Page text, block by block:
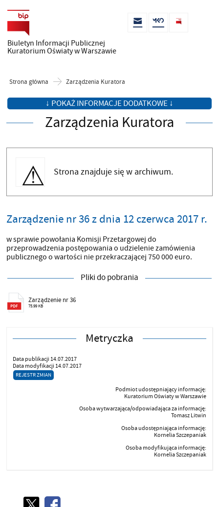
Biuletyn Informacji Publicznej
Kuratorium Oświaty w Warszawie
Strona główna Zarządzenia Kuratora
↓ POKAŻ INFORMACJE DODATKOWE ↓
Zarządzenia Kuratora
Strona znajduje się w archiwum.
Zarządzenie nr 36 z dnia 12 czerwca 2017 r.
w sprawie powołania Komisji Przetargowej do
przeprowadzenia postępowania o udzielenie zamówienia
publicznego o wartości nie przekraczającej 750 000 euro.
Pliki do pobrania
Zarządzenie nr 36
75.99 KB
Metryczka
Data publikacji 14.07.2017
Data modyfikacji 14.07.2017
REJESTR ZMIAN
Podmiot udostępniający informację:
Kuratorium Oświaty w Warszawie
Osoba wytwarzająca/odpowiadająca za informację:
Tomasz Litwin
Osoba udostępniająca informację:
Kornelia Szczepaniak
Osoba modyfikująca informację:
Kornelia Szczepaniak